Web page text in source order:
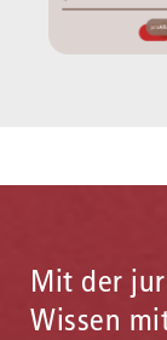
Mit der
Wissen